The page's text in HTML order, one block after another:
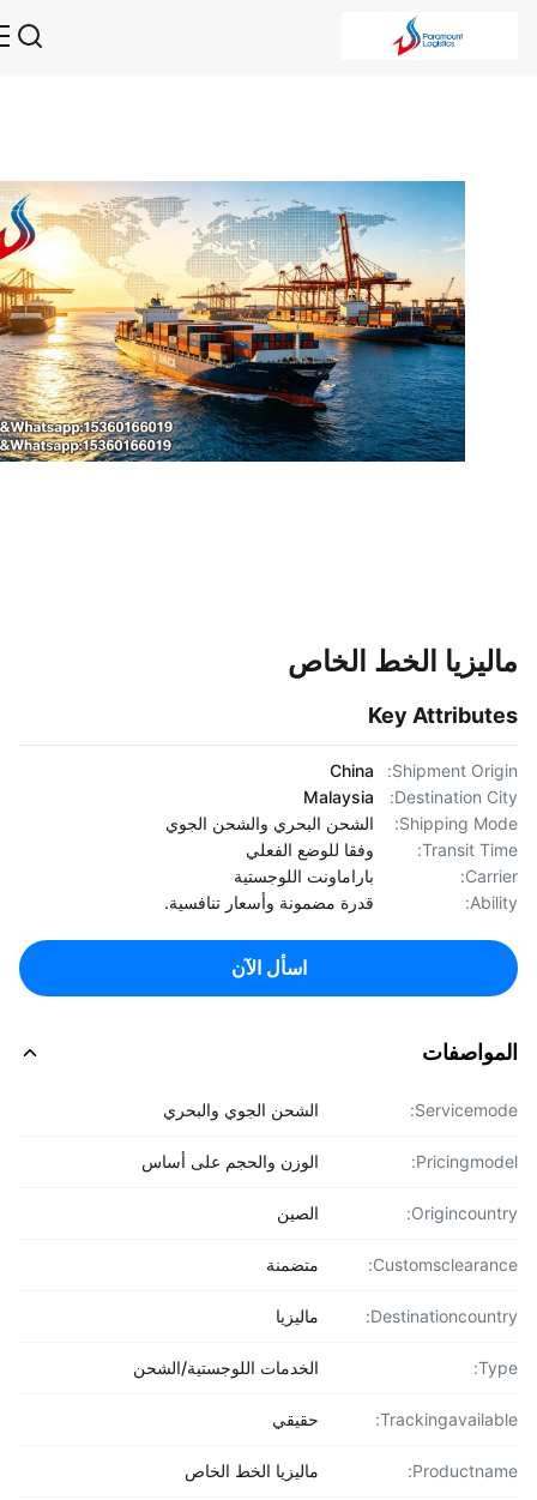
الخط الخاص
Key
Shipment
China
Destination
Malaysia
Shipping
الشحن البحري والشحن الجوي
Transit
وفقا للوضع الفعلي
باراماونت اللوجستية
قدرة مضمونة وأسعار تنافسية.
اسأل الآن
الشحن الجوي والبحري
الوزن والحجم على أساس
الصين
متضمنة
ماليزيا
الخدمات اللوجستية/الشحن
حقيقي
ماليزيا الخط الخاص